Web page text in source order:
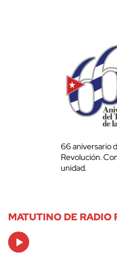
66 aniversario
Revolución.
unidad.
MATUTINO DE RADIO
Audio
Player